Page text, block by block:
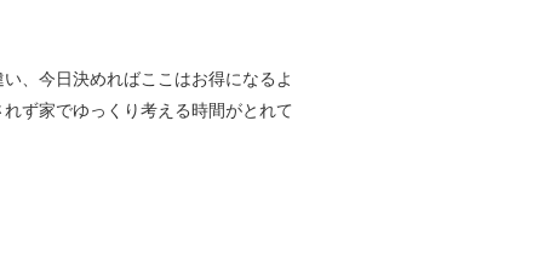
、今日決めればここはお得になるよ
ず家でゆっくり考える時間がとれて